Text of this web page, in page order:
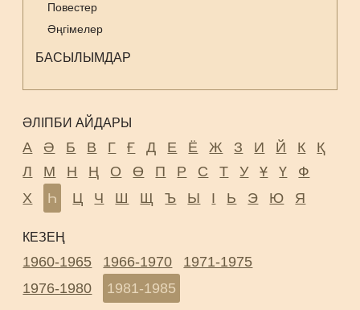
Повестер
Әңгімелер
БАСЫЛЫМДАР
ӘЛІПБИ АЙДАРЫ
А Ә Б В Г Ғ Д Е Ё Ж З И Й К
Қ
Л
М Н Ң О Ө П Р С Т У Ұ Ү
Ф
Х
Һ Ц Ч Ш Щ Ъ Ы І Ь Э Ю Я
КЕЗЕҢ
1960-1965 1966-1970
1971-1975
1976-1980
1981-1985